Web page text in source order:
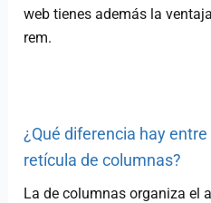
web tienes además la
rem.
¿Qué diferencia hay
retícula de columnas?
La de columnas organiza el